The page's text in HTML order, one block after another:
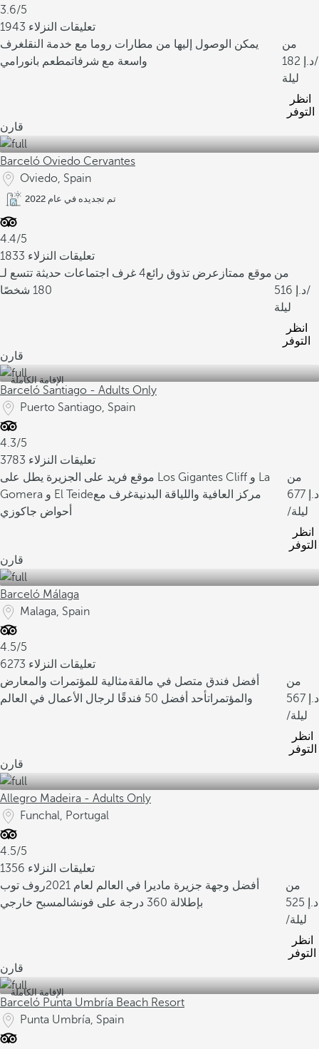
3.6/5
1943 تعليقات النزلاء
يمكن الوصول إليها من مطارات روما مع خدمة النقلغرف
واسعة مع شرفاتمطعم بانورامي
من
182
/
ليلة
انظر
التوفر
قارن
Barceló Oviedo Cervantes
Oviedo, Spain
تم تجديده في عام 2022
4.4/5
1833 تعليقات النزلاء
موقع ممتاز عرض تذوق رائع
4 غرف اجتماعات حديثة تتسع لـ
180 شخصًا
من
516
/
ليلة
انظر
التوفر
قارن
الإقامة الكاملة
Barceló Santiago - Adults Only
Puerto Santiago, Spain
4.3/5
3783 تعليقات النزلاء
موقع فريد على الجزيرة يطل على Los Gigantes Cliff و La
Gomera و El Teide
مركز العافية واللياقة البدنيةغرف مع
أحواض جاكوزي
من
677
/ليلة
انظر
التوفر
قارن
Barceló Málaga
Malaga, Spain
4.5/5
6273 تعليقات النزلاء
أفضل فندق متصل في مالقةمثالية للمؤتمرات والمعارض
والمؤتمراتأحد أفضل 50 فندقًا لرجال الأعمال في العالم
من
567
/ليلة
انظر
التوفر
قارن
Allegro Madeira - Adults Only
Funchal, Portugal
4.5/5
1356 تعليقات النزلاء
أفضل وجهة جزيرة ماديرا في العالم لعام 2021
روف توب
بإطلالة 360 درجة على فونشال
مسبح خارجي
من
525
/ليلة
انظر
التوفر
قارن
الإقامة الكاملة
Barceló Punta Umbría Beach Resort
Punta Umbría, Spain